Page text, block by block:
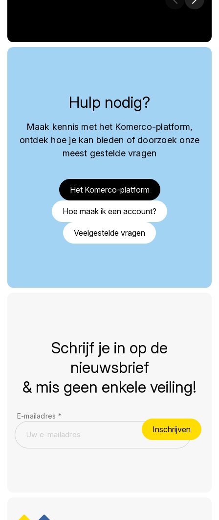
Hulp nodig?
Maak kennis met het Komerco-platform,
ontdek hoe je kan bieden of doorzoek onze
meest gestelde vragen
Het Komerco-platform
Hoe maak ik een account?
Veelgestelde vragen
Schrijf je in op de
nieuwsbrief
& mis geen enkele veiling!
E-mailadres *
Inschrijven